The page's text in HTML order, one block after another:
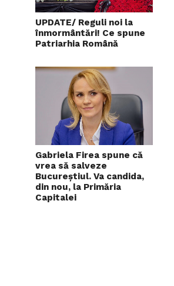
UPDATE/ Reguli noi la
înmormântări! Ce spune
Patriarhia Română
Gabriela Firea spune că
vrea să salveze
Bucureștiul. Va candida,
din nou, la Primăria
Capitalei